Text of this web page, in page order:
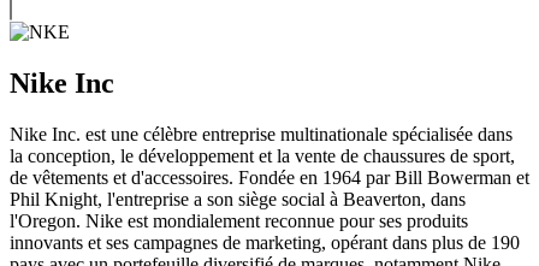
Nike Inc
Nike Inc. est une célèbre entreprise multinationale spécialisée dans
la conception, le développement et la vente de chaussures de sport,
de vêtements et d'accessoires. Fondée en 1964 par Bill Bowerman et
Phil Knight, l'entreprise a son siège social à Beaverton, dans
l'Oregon. Nike est mondialement reconnue pour ses produits
innovants et ses campagnes de marketing, opérant dans plus de 190